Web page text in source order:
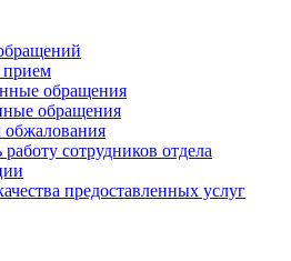
обращения
обращения
обжалования
сотрудников отдела
предоставленных услуг